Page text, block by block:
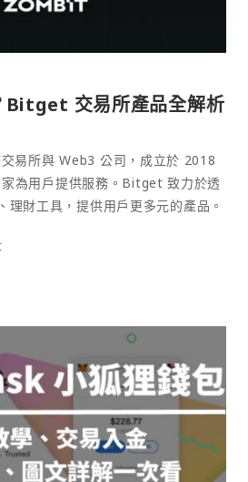
交易所產品全解析
易所與 Web3 公司，成立於 2018
為用戶提供服務。Bitget 致力於透
理財工具，提供用戶更多元的產品。